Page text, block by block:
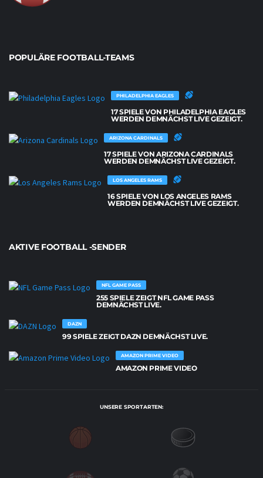
POPULÄRE FOOTBALL-TEAMS
PHILADELPHIA EAGLES
17 SPIELE VON PHILADELPHIA EAGLES
WERDEN DEMNÄCHST LIVE GEZEIGT.
ARIZONA CARDINALS
17 SPIELE VON ARIZONA CARDINALS
WERDEN DEMNÄCHST LIVE GEZEIGT.
LOS ANGELES RAMS
16 SPIELE VON LOS ANGELES RAMS
WERDEN DEMNÄCHST LIVE GEZEIGT.
AKTIVE FOOTBALL -SENDER
NFL GAME PASS
255 SPIELE ZEIGT NFL GAME PASS
DEMNÄCHST LIVE.
DAZN
99 SPIELE ZEIGT DAZN DEMNÄCHST LIVE.
AMAZON PRIME VIDEO
AMAZON PRIME VIDEO
UNSERE SPORTARTEN: